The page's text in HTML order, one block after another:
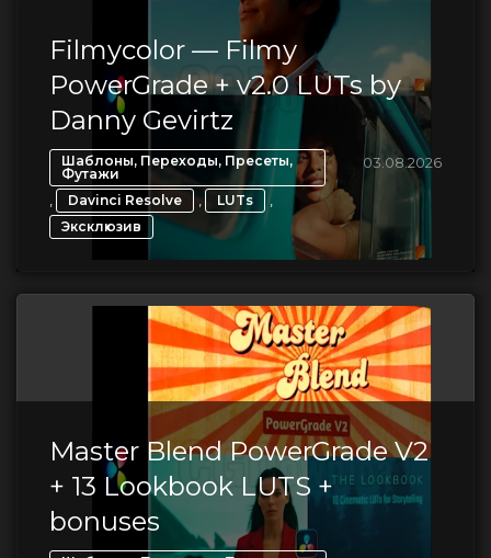
Filmycolor — Filmy
PowerGrade + v2.0 LUTs by
Danny Gevirtz
Шаблоны, Переходы, Пресеты,
Футажи
, Davinci Resolve , LUTs ,
Эксклюзив
03.08.2026
Master Blend PowerGrade V2
+ 13 Lookbook LUTS +
bonuses